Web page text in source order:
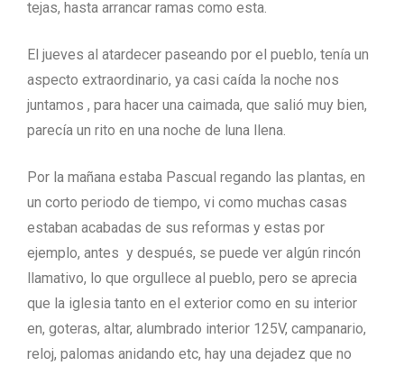
tejas, hasta arrancar ramas como esta.
El jueves al atardecer paseando por el pueblo, tenía un
aspecto extraordinario, ya casi caída la noche nos
juntamos , para hacer una caimada, que salió muy bien,
parecía un rito en una noche de luna llena.
Por la mañana estaba Pascual regando las plantas, en
un corto periodo de tiempo, vi como muchas casas
estaban acabadas de sus reformas y estas por
ejemplo, antes y después, se puede ver algún rincón
llamativo, lo que orgullece al pueblo, pero se aprecia
que la iglesia tanto en el exterior como en su interior
en, goteras, altar, alumbrado interior 125V, campanario,
reloj, palomas anidando etc, hay una dejadez que no